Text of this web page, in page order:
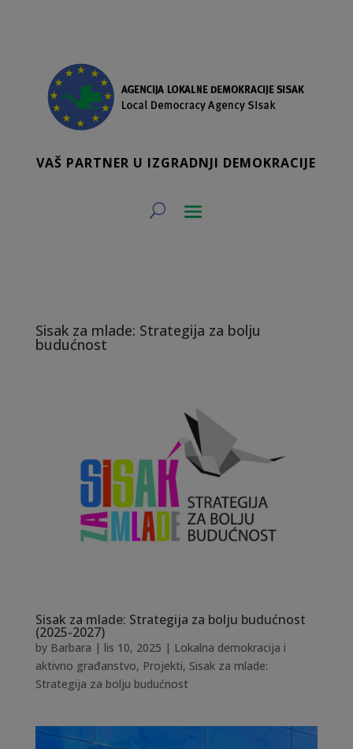
VAŠ PARTNER U IZGRADNJI DEMOKRACIJE
Sisak za mlade: Strategija za bolju
budućnost
Sisak za mlade: Strategija za bolju budućnost
(2025-2027)
by Barbara | lis 10, 2025 | Lokalna demokracija i
aktivno građanstvo, Projekti, Sisak za mlade:
Strategija za bolju budućnost